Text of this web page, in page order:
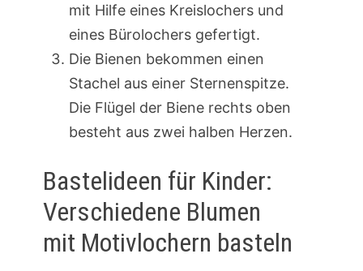
mit Hilfe eines Kreislochers und
eines Bürolochers gefertigt.
Die Bienen bekommen einen
Stachel aus einer Sternenspitze.
Die Flügel der Biene rechts oben
besteht aus zwei halben Herzen.
Bastelideen für Kinder:
Verschiedene Blumen
mit Motivlochern basteln